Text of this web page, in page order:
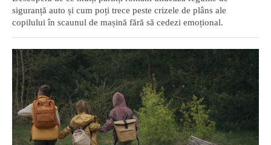
siguranță auto și cum poți trece peste crizele de plâns ale
copilului în scaunul de mașină fără să cedezi emoțional.